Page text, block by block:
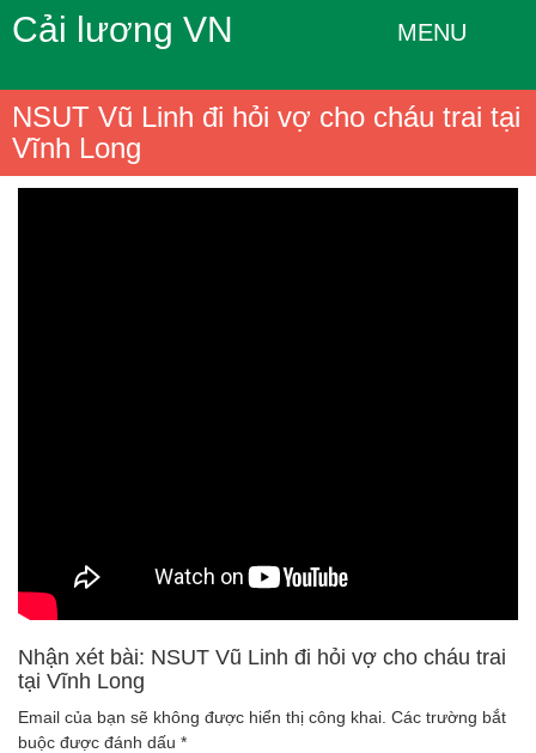
Cải lương VN MENU
NSUT Vũ Linh đi hỏi vợ cho cháu trai tại
Vĩnh Long
Nhận xét bài: NSUT Vũ Linh đi hỏi vợ cho cháu trai
tại Vĩnh Long
Email của bạn sẽ không được hiển thị công khai. Các trường bắt
buộc được đánh dấu *